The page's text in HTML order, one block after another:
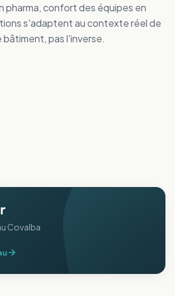
pharma, confort des équipes en
s'adaptent au contexte réel de
bâtiment, pas l'inverse.
Covalba